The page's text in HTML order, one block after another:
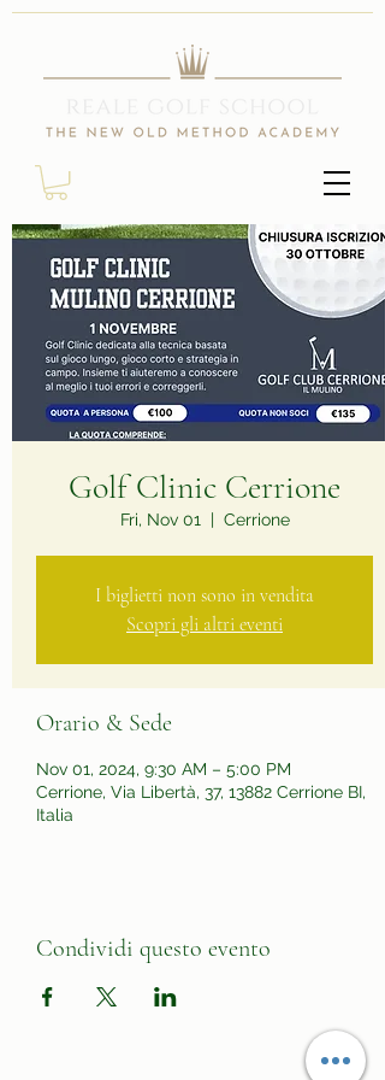
Golf Clinic Cerrione
Fri, Nov 01
  |
Cerrione
I biglietti non sono in vendita
Scopri gli altri eventi
Orario & Sede
Nov 01, 2024, 9:30 AM – 5:00 PM
Cerrione, Via Libertà, 37, 13882 Cerrione BI,
Italia
Condividi questo evento